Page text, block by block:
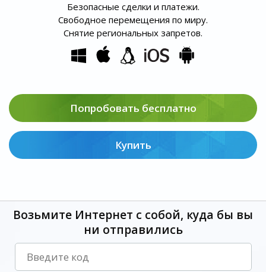
Безопасные сделки и платежи.
Свободное перемещения по миру.
Снятие региональных запретов.
Попробовать бесплатно
Купить
Возьмите Интернет с собой, куда бы вы
ни отправились